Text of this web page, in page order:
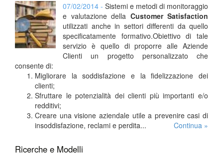
07/02/2014 - Sistemi e metodi di monitoraggio
e valutazione della Customer Satisfaction
utilizzati anche in settori differenti da quello
specificatamente formativo.Obiettivo di tale
servizio è quello di proporre alle Aziende
Clienti un progetto personalizzato che
consente di:
Migliorare la soddisfazione e la fidelizzazione dei
clienti;
Sfruttare le potenzialità dei clienti più importanti e/o
redditivi;
Creare una visione aziendale utile a prevenire casi di
insoddisfazione, reclami e perdita...
Continua »
Ricerche e Modelli